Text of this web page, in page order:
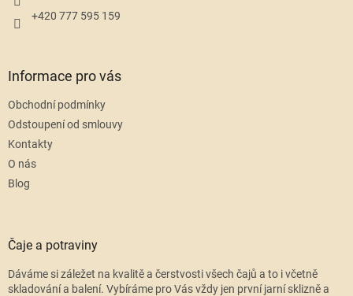
+420 777 595 159
Informace pro vás
Obchodní podmínky
Odstoupení od smlouvy
Kontakty
O nás
Blog
Čaje a potraviny
Dáváme si záležet na kvalitě a čerstvosti všech čajů a to i včetně
skladování a balení. Vybíráme pro Vás vždy jen první jarní sklizně a